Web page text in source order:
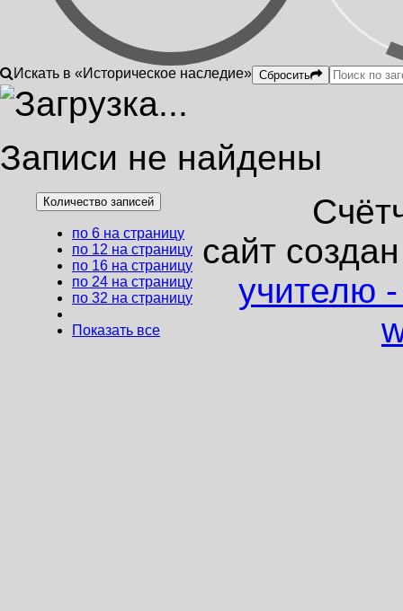
Искать в «Историческое наследие» Сбросить
Записи не найдены
Количество записей
по 6 на страницу
по 12 на страницу
по 16 на страницу
по 24 на страницу
по 32 на страницу
Показать все
сайт
учителю